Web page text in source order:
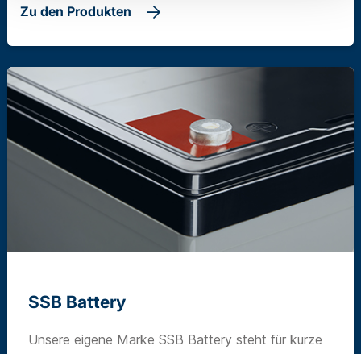
Zu den Produkten
SSB Battery
Unsere eigene Marke SSB Battery steht für kurze